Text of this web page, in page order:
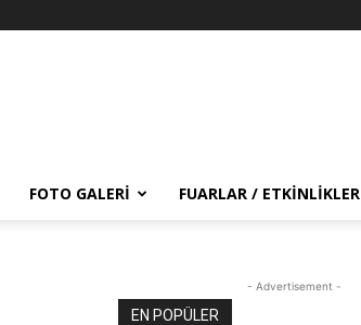
FOTO GALERI FUARLAR / ETKINLIKLER
- Advertisement -
EN POPÜLER